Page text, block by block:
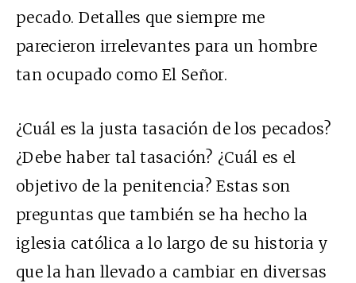
pecado. Detalles que siempre me
parecieron irrelevantes para un hombre
tan ocupado como El Señor.
¿Cuál es la justa tasación de los pecados?
¿Debe haber tal tasación? ¿Cuál es el
objetivo de la penitencia? Estas son
preguntas que también se ha hecho la
iglesia católica a lo largo de su historia y
que la han llevado a cambiar en diversas